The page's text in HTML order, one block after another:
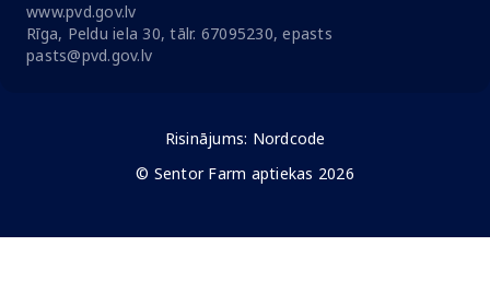
www.pvd.gov.lv
Rīga, Peldu iela 30, tālr. 67095230, epasts
pasts@pvd.gov.lv
Risinājums: Nordcode
© Sentor Farm aptiekas 2026